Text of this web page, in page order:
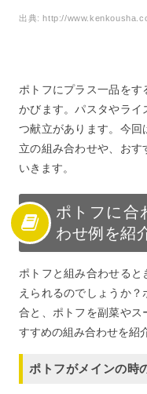
出典:http://
ポトフにプラス一品を
かびます。パスタやライ
つ献立があります。今
立の組み合わせや、お
いきます。
ポトフに合
わせ例を紹
ポトフと組み合わせる
えられるのでしょうか
合と、ポトフを副菜やス
すすめの組み合わせを紹
ポトフがメインの時